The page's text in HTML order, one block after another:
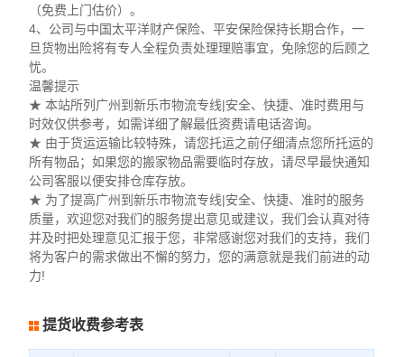
（免费上门估价）。
4、公司与中国太平洋财产保险、平安保险保持长期合作，一
旦货物出险将有专人全程负责处理理赔事宜，免除您的后顾之
忧。
温馨提示
★ 本站所列广州到新乐市物流专线|安全、快捷、准时费用与
时效仅供参考，如需详细了解最低资费请电话咨询。
★ 由于货运运输比较特殊，请您托运之前仔细清点您所托运的
所有物品；如果您的搬家物品需要临时存放，请尽早最快通知
公司客服以便安排仓库存放。
★ 为了提高广州到新乐市物流专线|安全、快捷、准时的服务
质量，欢迎您对我们的服务提出意见或建议，我们会认真对待
并及时把处理意见汇报于您，非常感谢您对我们的支持，我们
将为客户的需求做出不懈的努力，您的满意就是我们前进的动
力!
提货收费参考表